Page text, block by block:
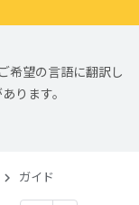
希望の言語に翻訳し
ります。
ガイド